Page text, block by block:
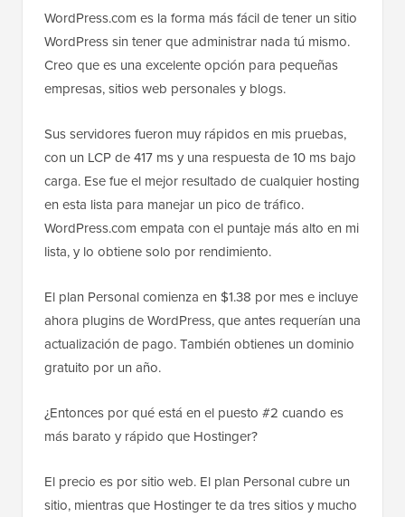
WordPress.com es la forma más fácil de tener un sitio
WordPress sin tener que administrar nada tú mismo.
Creo que es una excelente opción para pequeñas
empresas, sitios web personales y blogs.
Sus servidores fueron muy rápidos en mis pruebas,
con un LCP de 417 ms y una respuesta de 10 ms bajo
carga. Ese fue el mejor resultado de cualquier hosting
en esta lista para manejar un pico de tráfico.
WordPress.com empata con el puntaje más alto en mi
lista, y lo obtiene solo por rendimiento.
El plan Personal comienza en $1.38 por mes e incluye
ahora plugins de WordPress, que antes requerían una
actualización de pago. También obtienes un dominio
gratuito por un año.
¿Entonces por qué está en el puesto #2 cuando es
más barato y rápido que Hostinger?
El precio es por sitio web. El plan Personal cubre un
sitio, mientras que Hostinger te da tres sitios y mucho